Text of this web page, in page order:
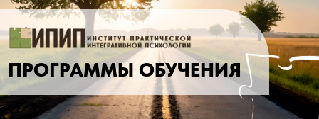
ПРОГРАММЫ ОБУЧЕНИЯ